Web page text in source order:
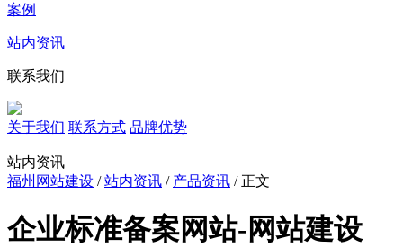
案例
站内资讯
联系我们
关于我们 联系方式 品牌优势
站内资讯
福州网站建设 /站内资讯 / 产品资讯 / 正文
企业标准备案网站-网站建设